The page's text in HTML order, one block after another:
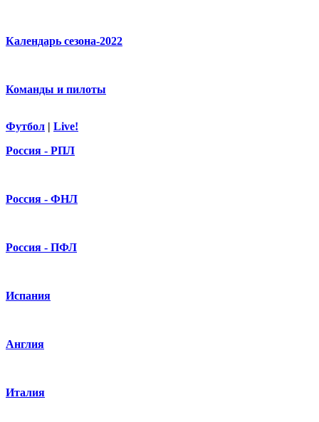
Календарь сезона-2022
Команды и пилоты
Футбол | Live!
Россия - РПЛ
Россия - ФНЛ
Россия - ПФЛ
Испания
Англия
Италия